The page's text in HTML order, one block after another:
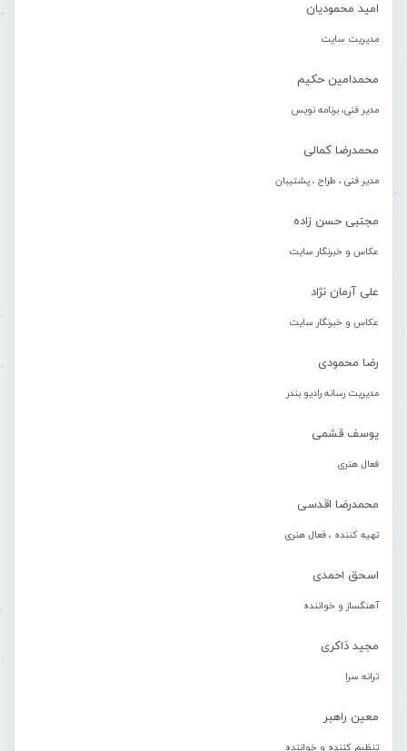
امید محمودیان
مدیریت سایت
محمدامین حکیم
مدیر فنی، برنامه نویس
محمدرضا کمالی
مدیر فنی ، طراح ، پشتیبان
مجتبی حسن زاده
عکاس و خبرنگار سایت
علی آرمان نژاد
عکاس و خبرنگار سایت
رضا محمودی
مدیریت رسانه رادیو بندر
یوسف قشمی
فعال هنری
محمدرضا اقدسی
تهیه کننده ، فعال هنری
اسحق احمدی
آهنگساز و خواننده
مجید ذاکری
ترانه سرا
معین راهبر
تنظیم کننده و خواننده